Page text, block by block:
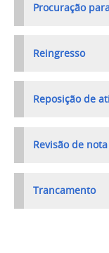
Procuração
Reingresso
Reposição de
Revisão de nota
Trancamento